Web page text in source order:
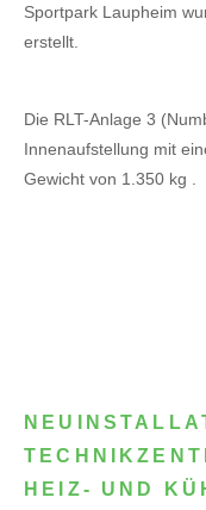
Sportpark Laupheim
erstellt.
Die RLT-Anlage 3
Innenaufstellung mit
Gewicht von 1.350 kg .
HEIZ- UND